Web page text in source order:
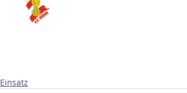
Einsatz